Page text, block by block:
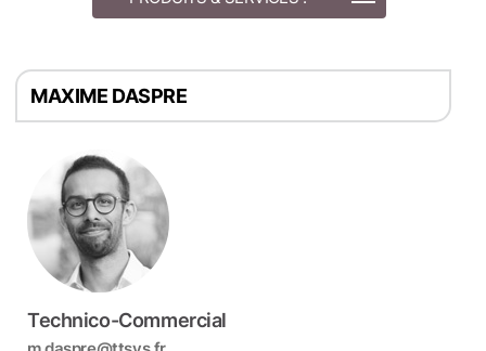
MAXIME DASPRE
Technico-Commercial